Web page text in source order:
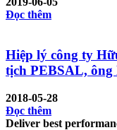
Đọc thêm
Hiệp lý công ty
tịch PEBSAL, ông
2018-05-28
Đọc thêm
Deliver best